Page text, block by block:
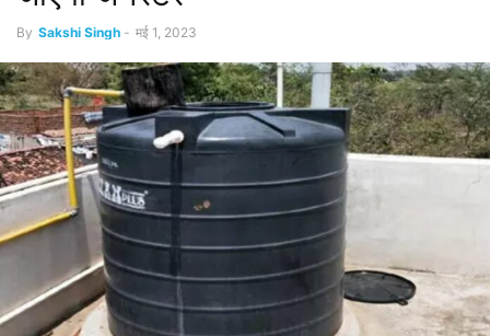
By Sakshi Singh - मई 1, 2023